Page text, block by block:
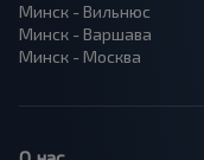
Минск - Вильнюс
Минск - Варшава
Минск - Москва